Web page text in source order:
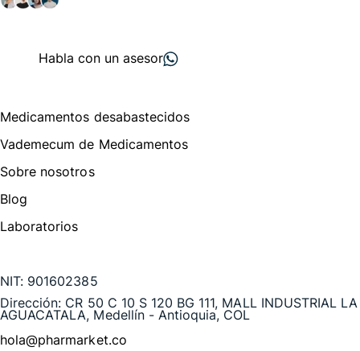
Habla con un asesor
Medicamentos desabastecidos
Vademecum de Medicamentos
Sobre nosotros
Blog
Laboratorios
NIT: 901602385
Dirección: CR 50 C 10 S 120 BG 111, MALL INDUSTRIAL LA
AGUACATALA, Medellín - Antioquia, COL
hola@pharmarket.co